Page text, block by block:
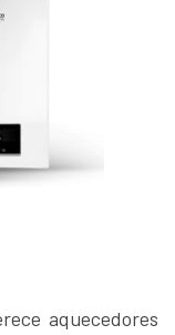
aquecedores